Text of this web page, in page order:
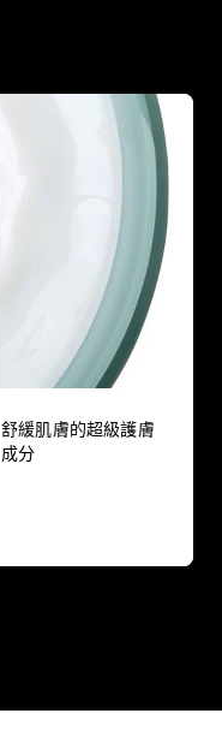
舒緩肌膚的超級護膚
成分